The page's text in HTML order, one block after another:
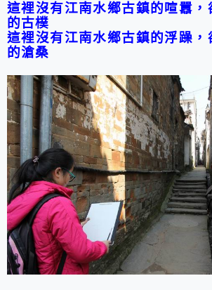
這裡沒有江南水鄉古鎮的喧囂，
的古樸
這裡沒有江南水鄉古鎮的浮躁，
的滄桑